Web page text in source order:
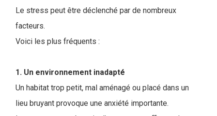
Le stress peut être déclenché par de nombreux
facteurs.
Voici les plus fréquents :
1. Un environnement inadapté
Un habitat trop petit, mal aménagé ou placé dans un
lieu bruyant provoque une anxiété importante.